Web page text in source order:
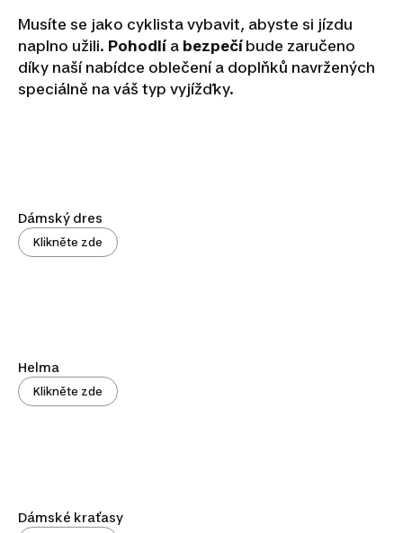
Musíte se jako cyklista vybavit, abyste si jízdu
naplno užili. Pohodlí a bezpečí bude zaručeno
díky naší nabídce oblečení a doplňků navržených
speciálně na váš typ vyjížďky.
Dámský dres
Klikněte zde
Helma
Klikněte zde
Dámské kraťasy